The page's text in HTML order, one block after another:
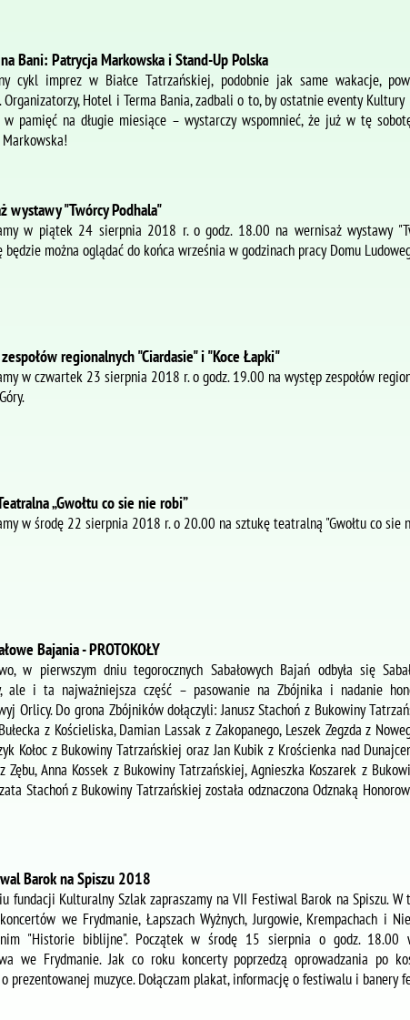
Bani: Patrycja Markowska i Stand-Up Polska
cykl imprez w Białce Tatrzańskiej, podobnie jak same wakacje,
Organizatorzy, Hotel i Terma Bania, zadbali o to, by ostatnie eventy Kultury
w pamięć na długie miesiące – wystarczy wspomnieć, że już w tę
wystawy "Twórcy Podhala"
w piątek 24 sierpnia 2018 r. o godz. 18.00 na wernisaż wystawy
będzie można oglądać do końca września w godzinach pracy Domu
regionalnych "Ciardasie" i "Koce Łapki"
w czwartek 23 sierpnia 2018 r. o godz. 19.00 na występ zespołów
„Gwołtu co sie nie robi”
w środę 22 sierpnia 2018 r. o 20.00 na sztukę teatralną "Gwołtu co sie
Bajania - PROTOKOŁY
w pierwszym dniu tegorocznych Sabałowych Bajań odbyła się
ale i ta najważniejsza część – pasowanie na Zbójnika i nadanie
Orlicy. Do grona Zbójników dołączyli: Janusz Stachoń z Bukowiny
z Kościeliska, Damian Lassak z Zakopanego, Leszek Zegzda z
Kołoc z Bukowiny Tatrzańskiej oraz Jan Kubik z Krościenka nad
Zębu, Anna Kossek z Bukowiny Tatrzańskiej, Agnieszka Koszarek z
Stachoń z Bukowiny Tatrzańskiej została odznaczona Odznaką
Barok na Spiszu 2018
fundacji Kulturalny Szlak zapraszamy na VII Festiwal Barok na Spiszu. W
we Frydmanie, Łapszach Wyżnych, Jurgowie, Krempachach i
"Historie biblijne". Początek w środę 15 sierpnia o godz. 18.00
we Frydmanie. Jak co roku koncerty poprzedzą oprowadzania po
o prezentowanej muzyce. Dołączam plakat, informację o festiwalu i banery